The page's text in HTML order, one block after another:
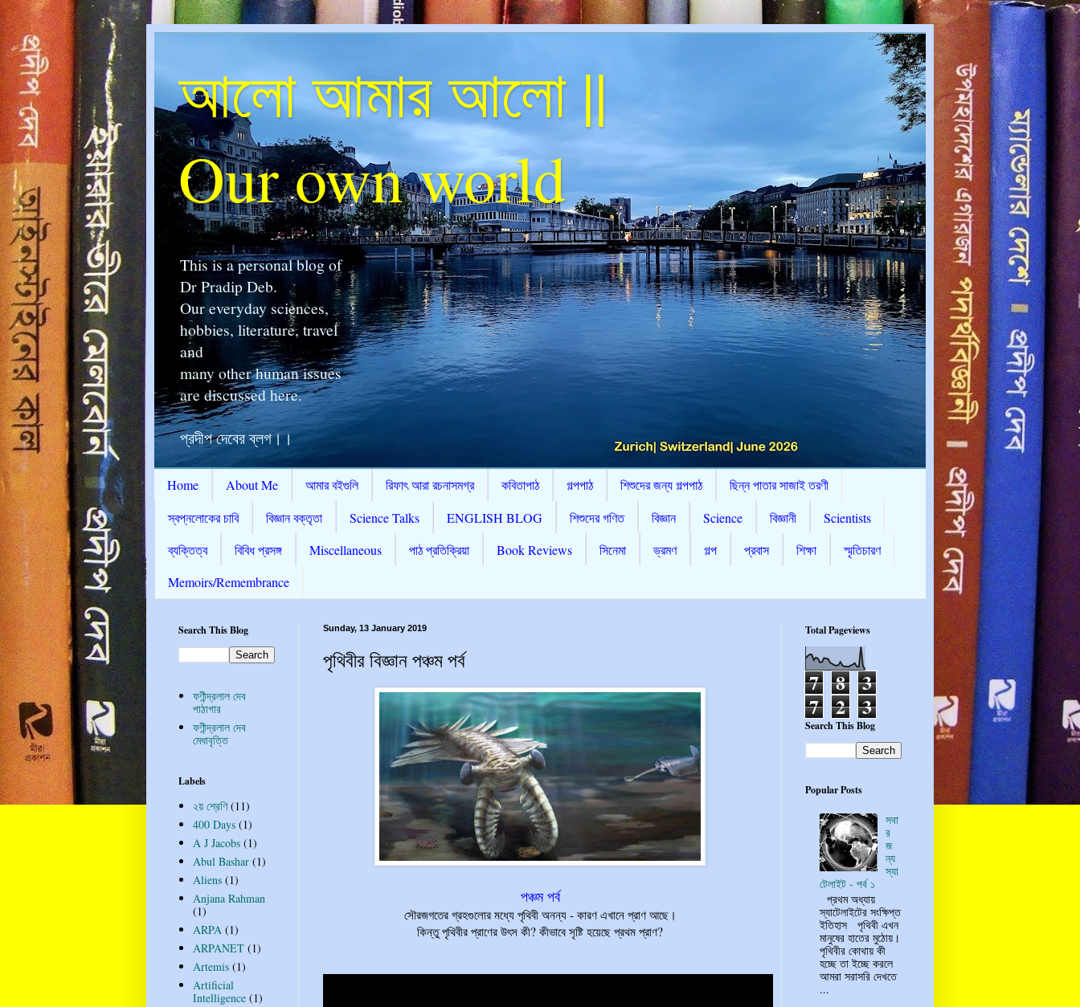
আলো আমার আলো ||
Our own world
This is a personal blog of
Dr Pradip Deb.
Our everyday sciences,
hobbies, literature, travel
and
many other human issues
are discussed here.
প্রদীপ দেবের ব্লগ।।
Home About Me আমার বইগুলি রিফাৎ আরা রচনাসমগ্র কবিতাপাঠ গল্পপাঠ শিশুদের জন্য গল্পপাঠ
ছিন্ন পাতার সাজাই তরণী
স্বপ্নলোকের চাবি
বিজ্ঞান বক্তৃতা Science Talks ENGLISH BLOG শিশুদের গণিত বিজ্ঞান Science বিজ্ঞানী
Scientists
ব্যক্তিত্ব
বিবিধ প্রসঙ্গ Miscellaneous পাঠ প্রতিক্রিয়া Book Reviews সিনেমা ভ্রমণ গল্প প্রবাস শিক্ষা
স্মৃতিচারণ
Memoirs/Remembrance
Sunday, 13 January 2019
পৃথিবীর বিজ্ঞান পঞ্চম পর্ব
পঞ্চম পর্ব
সৌরজগতের গ্রহগুলোর মধ্যে পৃথিবী অনন্য - কারণ এখানে প্রাণ আছে।
কিন্তু পৃথিবীর প্রাণের উৎস কী? কীভাবে সৃষ্টি হয়েছে প্রথম প্রাণ?
Search This Blog
ফণীন্দ্রলাল দেব
পাঠাগার
ফণীন্দ্রলাল দেব
মেধাবৃত্তি
Labels
২য় শ্রেণি (11)
400 Days (1)
A J Jacobs (1)
Abul Bashar (1)
Aliens (1)
Anjana Rahman
(1)
ARPA (1)
ARPANET (1)
Artemis (1)
Artificial
Intelligence (1)
Total Pageviews
7 8 3
7 2 3
Search This Blog
Popular Posts
সবা
র
জ
ন্য
স্যা
টেলাইট - পর্ব ১
প্রথম অধ্যায়
স্যাটেলাইটের সংক্ষিপ্ত
ইতিহাস পৃথিবী এখন
মানুষের হাতের মুঠোয়।
পৃথিবীর কোথায় কী
হচ্ছে তা ইচ্ছে করলে
আমরা সরাসরি দেখতে
...